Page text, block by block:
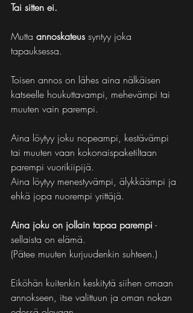
Tai sitten ei.
Mutta annoskateus syntyy joka
tapauksessa.
Toisen annos on lähes aina nälkäisen
katseelle houkuttavampi, mehevämpi tai
muuten vain parempi.
Aina löytyy joku nopeampi, kestävämpi
tai muuten vaan kokonaispaketiltaan
parempi vuorikiipijä.
Aina löytyy menestyvämpi, älykkäämpi ja
ehkä jopa nuorempi yrittäjä.
Aina joku on jollain tapaa parempi -
sellaista on elämä.
(Pätee muuten kurjuudenkin suhteen.)
Eiköhän kuitenkin keskitytä siihen omaan
annokseen, itse valittuun ja oman nokan